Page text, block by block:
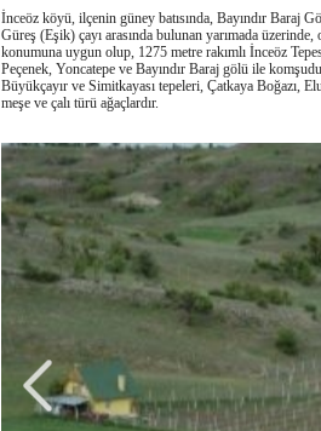
İnceöz köyü, ilçenin güney batısında, Bayındır Baraj
Güreş (Eşik) çayı arasında bulunan yarımada
konumuna uygun olup, 1275 metre rakımlı İnceöz
Peçenek, Yoncatepe ve Bayındır Baraj gölü ile
Büyükçayır ve Simitkayası tepeleri, Çatkaya Boğazı,
meşe ve çalı türü ağaçlardır.